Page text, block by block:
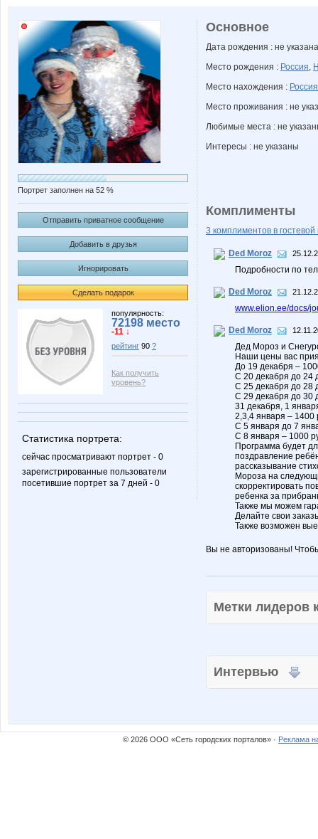
Портрет заполнен на 52 %
Отправить приватное сообщение
Добавить в друзья
Игнорировать
Сделать подарок
популярность:
72198 место
-11 ↓
рейтинг 90 ?
Как получить
уровень?
Статистика портрета:
сейчас просматривают портрет - 0
зарегистрированные пользователи
посетившие портрет за 7 дней - 0
Основное
Дата рождения : не указана
Место рождения : Россия,
Место нахождения : Россия
Место проживания : не
Любимые места : не
Интересы : не указаны
Комплименты
3 комплиментов в гостевой
Ded Moroz
Подробности по
Ded Moroz
www.elion.ee/docs/
Ded Moroz
Дед Мороз и
Наши цены вас
До 19 декабря –
С 20 декабря до 24
С 25 декабря до 28
С 29 декабря до 30
31 декабря, 1
2,3,4 января – 1400
С 5 января до 7
С 8 января – 1000
Программа будет
поздравление
рассказывание
Мороза на
скорректировать
ребенка за
Также мы можем
Делайте свои
Также возможен
Вы не авторизованы!
Метки
Интервью
© 2026 ООО «Сеть городских порталов» · Реклама